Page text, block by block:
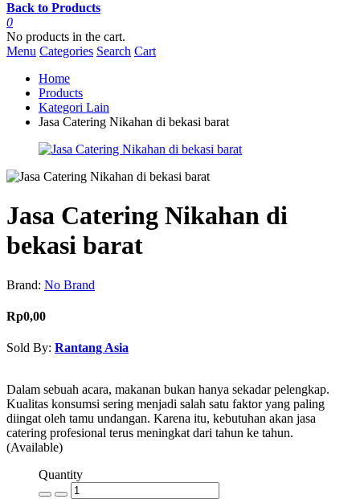
Back to Products
0
No products in the cart.
Menu Categories Search Cart
Home
Products
Kategori Lain
Jasa Catering Nikahan di bekasi barat
Jasa Catering Nikahan di
bekasi barat
Brand: No Brand
Rp0,00
Sold By: Rantang Asia
Dalam sebuah acara, makanan bukan hanya sekadar pelengkap.
Kualitas konsumsi sering menjadi salah satu faktor yang paling
diingat oleh tamu undangan. Karena itu, kebutuhan akan jasa
catering profesional terus meningkat dari tahun ke tahun.
(Available)
Quantity